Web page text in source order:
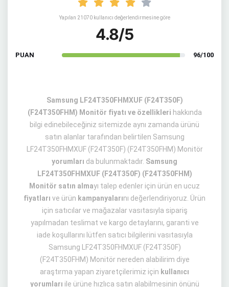
Yapılan 21070 kullanıcı değerlendirmesine göre
4.8/5
PUAN 96/100
Samsung LF24T350FHMXUF (F24T350F)
(F24T350FHM) Monitör fiyatı ve özellikleri hakkında
bilgi edinebileceğiniz sitemizde aynı zamanda ürünü
satın alanlar tarafından belirtilen Samsung
LF24T350FHMXUF (F24T350F) (F24T350FHM) Monitör
yorumları da bulunmaktadır. Samsung
LF24T350FHMXUF (F24T350F) (F24T350FHM)
Monitör satın almayı talep edenler için ürün en ucuz
fiyatları ve ürün kampanyalarını değerlendiriyoruz. Ürün
için satıcılar ve mağazalar vasıtasıyla sipariş
yapılmadan teslimat ve kargo detaylarını, garanti ve
iade koşullarını lütfen satıcı bilgilerini vasıtasıyla
Samsung LF24T350FHMXUF (F24T350F)
(F24T350FHM) Monitör nereden alabilirim diye
araştırma yapan ziyaretçilerimiz için kullanıcı
yorumları ile ürüne hızlıca satın alabilmesinin önünü